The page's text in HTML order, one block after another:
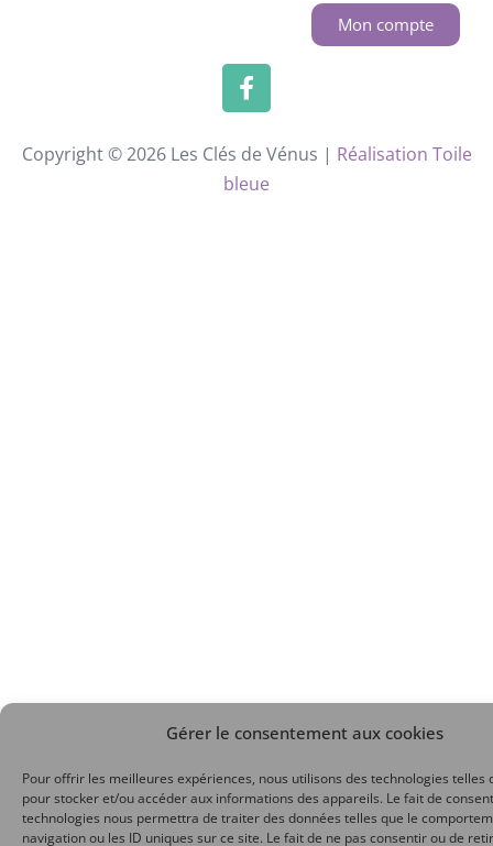
Gérer le consentement aux cookies
Pour offrir les meilleures expériences, nous utilisons des technologies telles
pour stocker et/ou accéder aux informations des appareils. Le fait de
technologies nous permettra de traiter des données telles que le
navigation ou les ID uniques sur ce site. Le fait de ne pas consentir ou de
Mon compte
Copyright © 2026 Les Clés de Vénus | Réalisation Toile
bleue